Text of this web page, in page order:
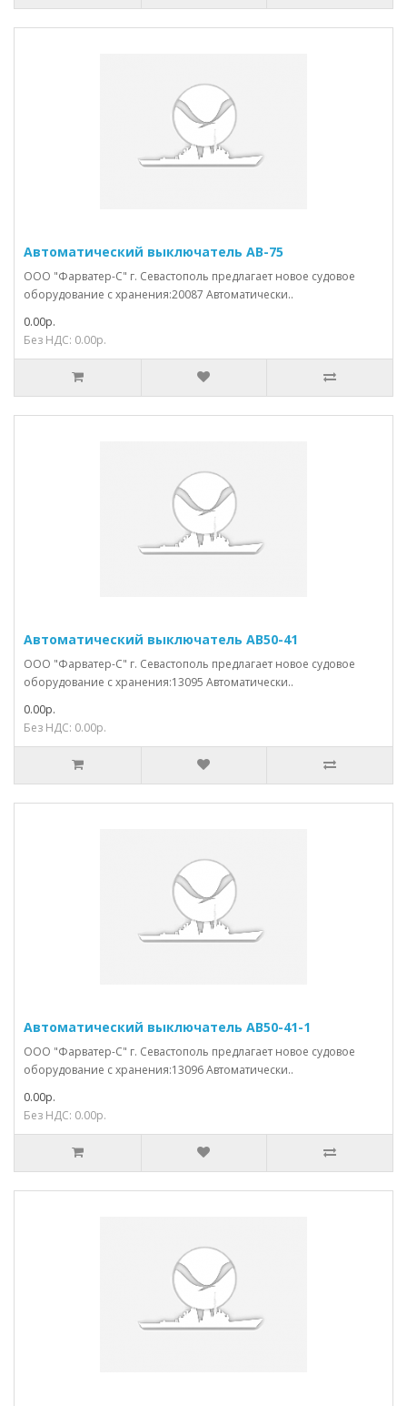
Автоматический выключатель АВ-75
ООО "Фарватер-С" г. Севастополь предлагает новое судовое
оборудование с хранения:20087 Автоматически..
0.00р.
Без НДС: 0.00р.
Автоматический выключатель АВ50-41
ООО "Фарватер-С" г. Севастополь предлагает новое судовое
оборудование с хранения:13095 Автоматически..
0.00р.
Без НДС: 0.00р.
Автоматический выключатель АВ50-41-1
ООО "Фарватер-С" г. Севастополь предлагает новое судовое
оборудование с хранения:13096 Автоматически..
0.00р.
Без НДС: 0.00р.